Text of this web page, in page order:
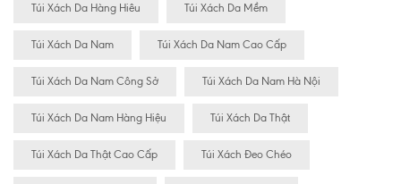
Túi Xách Da Hàng Hiêu Túi Xách Da Mềm
Túi Xách Da Nam Túi Xách Da Nam Cao Cấp
Túi Xách Da Nam Công Sở Túi Xách Da Nam Hà Nội
Túi Xách Da Nam Hàng Hiệu Túi Xách Da Thật
Túi Xách Da Thật Cao Cấp Túi Xách Đeo Chéo